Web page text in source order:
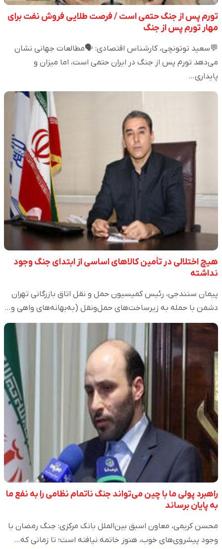
تورم پس از جنگ حتمی است / فرصت طلایی فروش نفت برای
مهار تورم پس از جنگ
💬سعید توتونچی، کارشناس اقتصادی: 🗣️مطالعات جهانی نشان
می‌دهد تورم پس از جنگ در ایران حتمی است، اما میزان و
پایداری…
هیچ اختلالی در تأمین کالاهای اساسی از ابتدای جنگ وجود
نداشته
پیمان سنندجی، رئیس کمیسیون حمل و نقل اتاق بازرگانی تهران
دشمن با حمله به زیرساخت‌های حمل‌ونقل (به‌بهانه‌های واهی و…
راهبرد پولی ما با چین می‌تواند جنگ ناتمام نظامی را به نفع ما
به پایان برساند
محسن کریمی، معاون اسبق بین‌الملل بانک مرکزی: جنگ رمضان با
وجود پیشروی‌های خوب، هنوز خاتمه نیافته است؛ تا زمانی که…